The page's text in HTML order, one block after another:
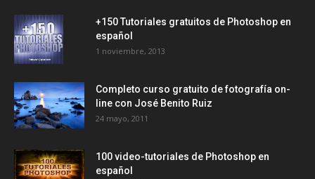
+150 Tutoriales gratuitos de Photoshop en
español
1 noviembre, 2013
Completo curso gratuito de fotografía on-
line con José Benito Ruiz
24 mayo, 2011
100 video-tutoriales de Photoshop en
español